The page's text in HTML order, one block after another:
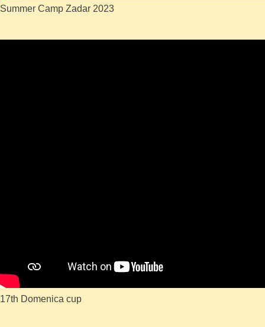
Summer Camp Zadar 2023
17th Domenica cup